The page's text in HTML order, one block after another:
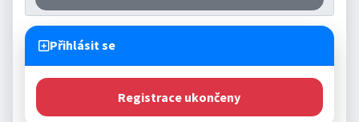
Přihlásit se
Registrace ukončeny